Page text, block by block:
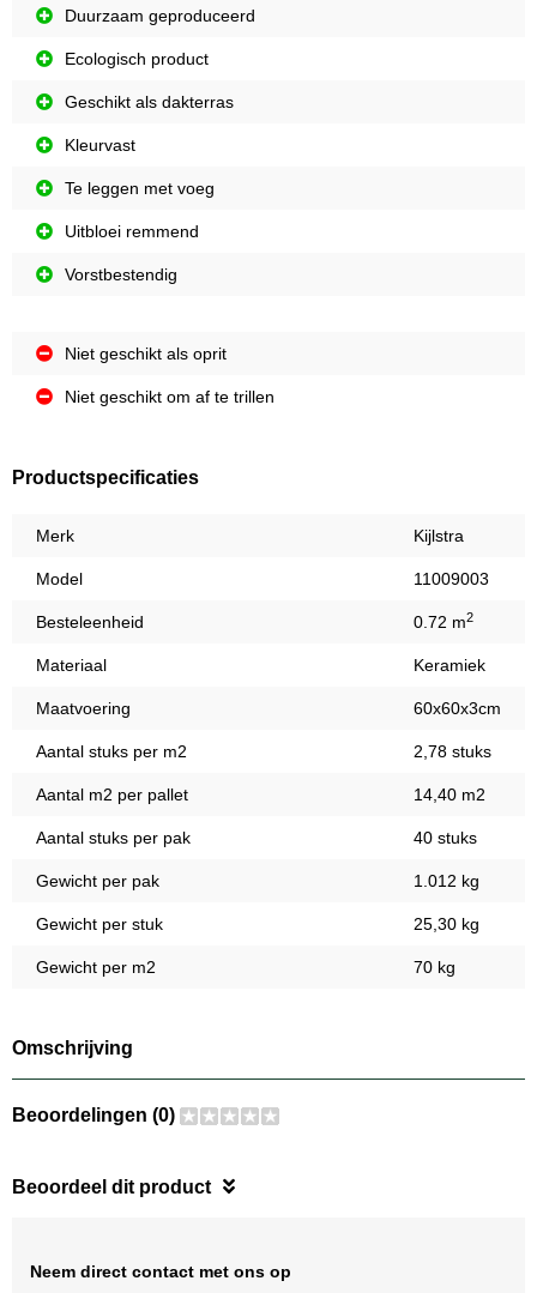
Duurzaam geproduceerd
Ecologisch product
Geschikt als dakterras
Kleurvast
Te leggen met voeg
Uitbloei remmend
Vorstbestendig
Niet geschikt als oprit
Niet geschikt om af te trillen
Productspecificaties
Merk Kijlstra
Model 11009003
Besteleenheid 0.72 m2
Materiaal Keramiek
Maatvoering 60x60x3cm
Aantal stuks per m2 2,78 stuks
Aantal m2 per pallet 14,40 m2
Aantal stuks per pak 40 stuks
Gewicht per pak 1.012 kg
Gewicht per stuk 25,30 kg
Gewicht per m2 70 kg
Omschrijving
Beoordelingen (0)
Beoordeel dit product
Neem direct contact met ons op